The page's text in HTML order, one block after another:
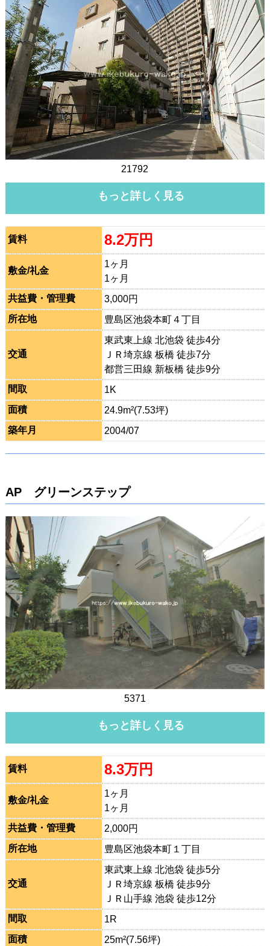
21792
もっと詳しく見る
賃料 8.2万円
敷金/礼金
1ヶ月
1ヶ月
共益費・管理費
3,000円
所在地
豊島区池袋本町４丁目
交通
東武東上線 北池袋 徒歩4分
ＪＲ埼京線 板橋 徒歩7分
都営三田線 新板橋 徒歩9分
間取
1K
面積
24.9m²(7.53坪)
築年月
2004/07
AP グリーンステップ
5371
もっと詳しく見る
賃料 8.3万円
敷金/礼金
1ヶ月
1ヶ月
共益費・管理費
2,000円
所在地
豊島区池袋本町１丁目
交通
東武東上線 北池袋 徒歩5分
ＪＲ埼京線 板橋 徒歩9分
ＪＲ山手線 池袋 徒歩12分
間取
1R
面積
25m²(7.56坪)